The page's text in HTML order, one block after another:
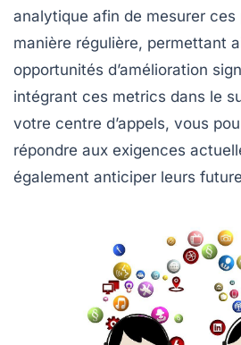
analytique afin de mesurer ces
manière régulière, permettant
opportunités d’amélioration
intégrant ces metrics dans le
votre centre d’appels, vous
répondre aux exigences
également anticiper leurs